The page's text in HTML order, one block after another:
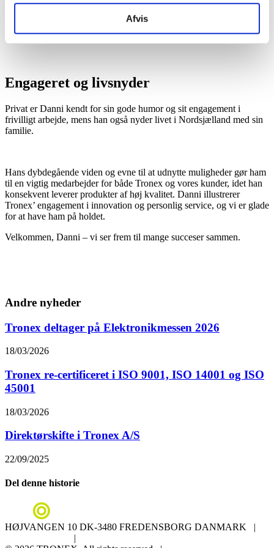
Afvis
som altid holder sig ajour med den seneste udvikling og innovation.
Han vælger Tronex for vores fokus på teknologi, kvalitet og omsorg
for medarbejderne, og han bidrager med en målrettet indsats for at
sikre, at vi lever op til disse værdier.
Engageret og livsnyder
Privat er Danni kendt for sin gode humor og sit engagement i
frivilligt arbejde, mens han også nyder livet i Nordsjælland med sin
familie.
Hans dybdegående viden og evne til at udnytte muligheder gør ham
til en vigtig medarbejder for både Tronex og vores kunder, idet han
konsekvent leverer produkter af høj kvalitet. Danni illustrerer
Tronex’ engagement i innovation og personlig service, og vi er glade
for at have ham på holdet.
Velkommen, Danni – vi ser frem til mange succeser sammen.
Andre nyheder
Tronex deltager på Elektronikmessen 2026
18/03/2026
Tronex re-certificeret i ISO 9001, ISO 14001 og ISO
45001
18/03/2026
Direktørskifte i Tronex A/S
22/09/2025
Del denne historie
HØJVANGEN 10 DK-3480 FREDENSBORG DANMARK |
|